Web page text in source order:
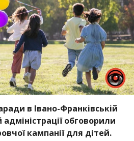
в Івано-Франківській
адміністрації обговорили
кампанії для дітей.